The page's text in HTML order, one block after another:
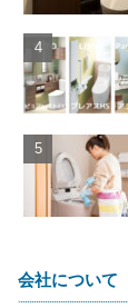
会社について